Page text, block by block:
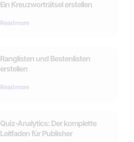
Ein Kreuzworträtsel erstellen
Read more
Ranglisten und Bestenlisten
erstellen
Read more
Quiz-Analytics: Der komplette
Leitfaden für Publisher